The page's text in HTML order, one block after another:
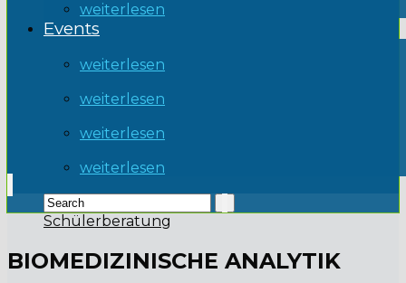
weiterlesen
Events
weiterlesen
weiterlesen
weiterlesen
weiterlesen
Schülerberatung
BIOMEDIZINISCHE ANALYTIK